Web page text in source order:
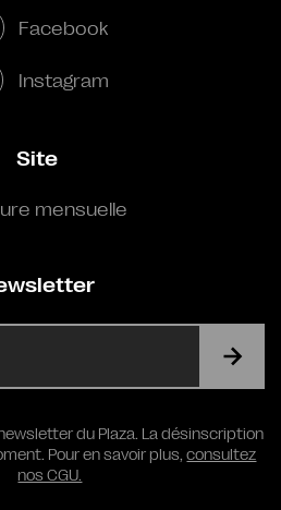
Facebook
Instagram
Site
mensuelle
RGPDdu Plaza. La désinscription
Pour en savoir plus,consultez
nos CGU.